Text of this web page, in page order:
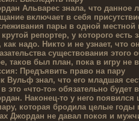
Альварес знала, что данное
включает в себя
пары в одной местной
репортер, у которого есть
как надо. Никто и не узнает, что
существования этого
таков был план, пока в игру не
Предъявить право на пару
Вульф знал, что его младшая
это «что-то» обязательно будет
Наконец-то у него
которая бродила целые
Джордан не давал покоя и